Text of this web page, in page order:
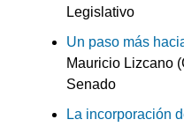
Legislativo
Un paso más
Mauricio Lizcano
Senado
La incorporación